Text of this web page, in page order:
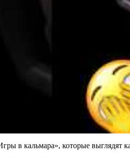
в кальмара», которые